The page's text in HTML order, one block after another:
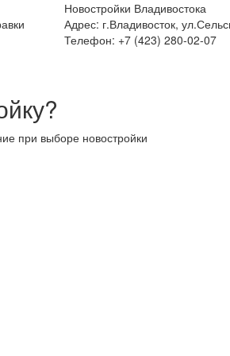
Новостройки Владивостока
Адрес: г.Владивосток,
Телефон: +7 (423) 280-02-07
при выборе новостройки